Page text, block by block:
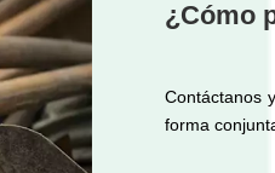
¿Cómo
Contáctanos
forma